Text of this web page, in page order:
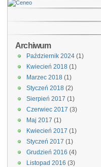
Archiwum
Październik 2024 (1)
Kwiecień 2018 (1)
Marzec 2018 (1)
Styczeń 2018 (2)
Sierpień 2017 (1)
Czerwiec 2017 (3)
Maj 2017 (1)
Kwiecień 2017 (1)
Styczeń 2017 (1)
Grudzień 2016 (4)
Listopad 2016 (3)